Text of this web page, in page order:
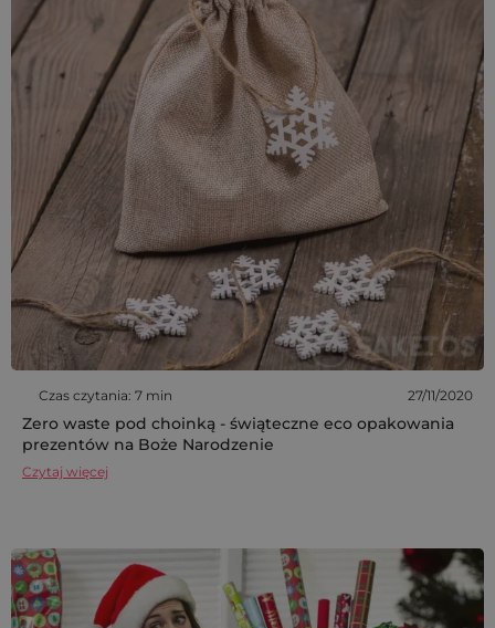
Czas czytania: 7 min 27/11/2020
Zero waste pod choinką - świąteczne eco opakowania
prezentów na Boże Narodzenie
Czytaj więcej